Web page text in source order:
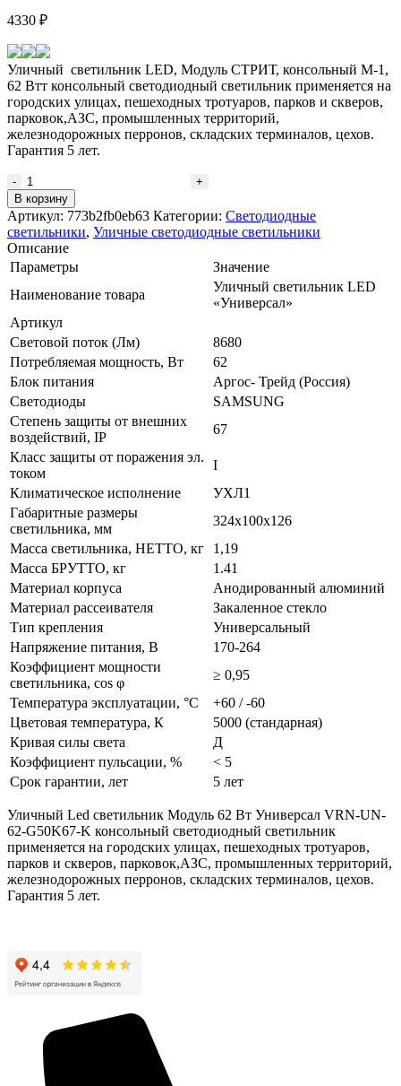
4330 ₽
Уличный светильник LED, Модуль СТРИТ, консольный М-1,
62 Втт консольный светодиодный светильник применяется на
городских улицах, пешеходных тротуаров, парков и скверов,
парковок,АЗС, промышленных территорий,
железнодорожных перронов, складских терминалов, цехов.
Гарантия 5 лет.
Количество
товара
Уличный
Led
светильник
62
Вт
VRN-
UN-
62-
G50K67-
K
В корзину
Артикул: 773b2fb0eb63 Категории: Светодиодные
светильники, Уличные светодиодные светильники
Описание
Параметры
Значение
Наименование товара
Уличный светильник LED
«Универсал»
Артикул
Световой поток (Лм)
8680
Потребляемая мощность, Вт
62
Блок питания
Аргос- Трейд (Россия)
Светодиоды
SAMSUNG
Степень защиты от внешних
воздействий, IP
67
Класс защиты от поражения эл.
током
I
Климатическое исполнение
УХЛ1
Габаритные размеры
светильника, мм
324х100х126
Масса светильника, НЕТТО, кг
1,19
Масса БРУТТО, кг
1.41
Материал корпуса
Анодированный алюминий
Материал рассеивателя
Закаленное стекло
Тип крепления
Универсальный
Напряжение питания, В
170-264
Коэффициент мощности
светильника, cos φ
≥ 0,95
Температура эксплуатации, °C
+60 / -60
Цветовая температура, К
5000 (стандарная)
Кривая силы света
Д
Коэффициент пульсации, %
< 5
Срок гарантии, лет
5 лет
Уличный Led светильник Модуль 62 Вт Универсал VRN-UN-
62-G50K67-K консольный светодиодный светильник
применяется на городских улицах, пешеходных тротуаров,
парков и скверов, парковок,АЗС, промышленных территорий,
железнодорожных перронов, складских терминалов, цехов.
Гарантия 5 лет.